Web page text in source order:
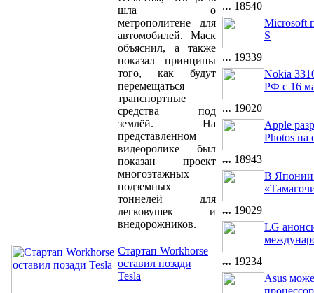
шла о
метрополитене для
автомобилей. Маск
объяснил, а также
показал принципы
того, как будут
перемещаться
транспортные
средства под
землёй. На
представленном
видеоролике был
показан проект
многоэтажных
подземных
тоннелей для
легковушек и
внедорожников.
Стартап Workhorse
оставил позади
Tesla
18540
Microsoft
S
19339
Nokia
РФ с 16
19020
Apple
Photos на
18943
В Японии
19029
LG
19234
Asus